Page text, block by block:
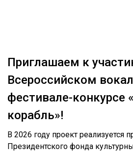
Приглашаем к
Всероссийском
фестивале-
корабль»!
В 2026 году проект реализуется
Президентского фонда